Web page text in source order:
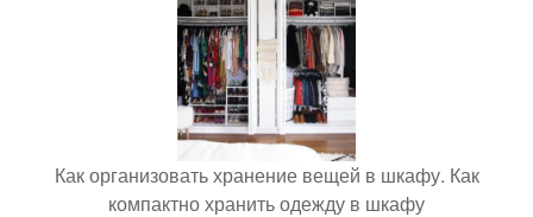
Как организовать хранение вещей в шкафу. Как
компактно хранить одежду в шкафу